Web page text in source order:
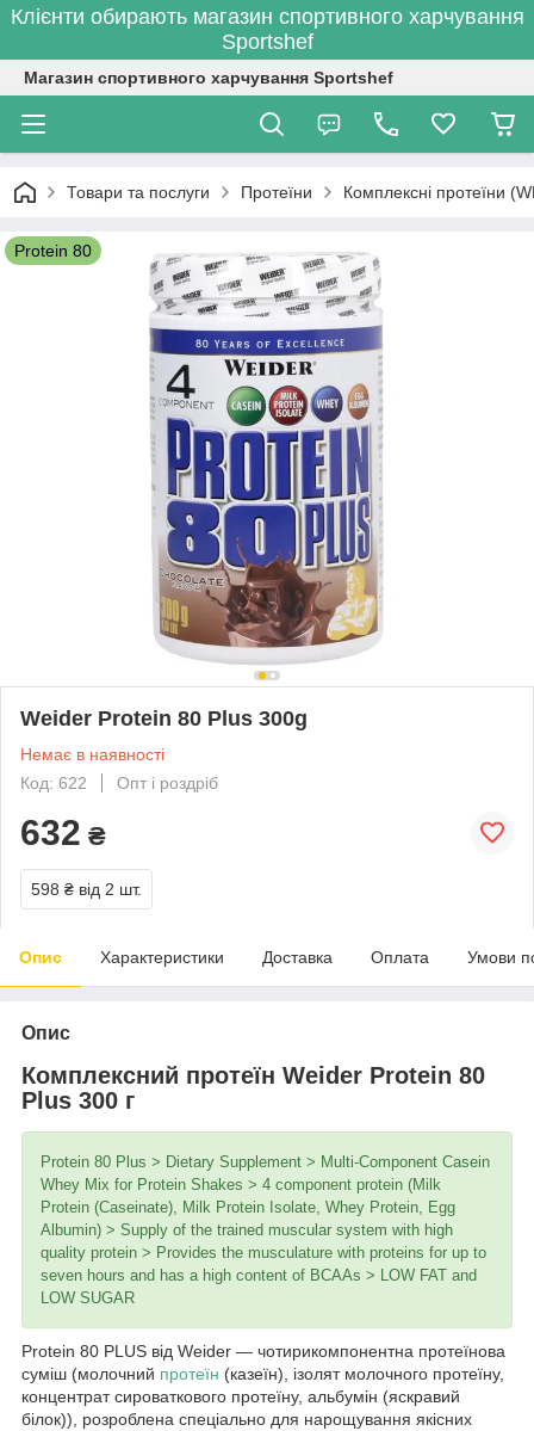
Клієнти обирають магазин спортивного харчування
Sportshef
Магазин спортивного харчування Sportshef
Товари та послуги Протеїни Комплексні протеїни
Protein 80
Weider Protein 80 Plus 300g
Немає в наявності
Код: 622
Опт і роздріб
632 ₴
598 ₴ від 2 шт.
Опис Характеристики Доставка Оплата Умови
Опис
Комплексний протеїн Weider Protein 80
Plus 300 г
Protein 80 Plus > Dietary Supplement > Multi-Component Casein
Whey Mix for Protein Shakes > 4 component protein (Milk
Protein (Caseinate), Milk Protein Isolate, Whey Protein, Egg
Albumin) > Supply of the trained muscular system with high
quality protein > Provides the musculature with proteins for up to
seven hours and has a high content of BCAAs > LOW FAT and
LOW SUGAR
Protein 80 PLUS від Weider — чотирикомпонентна протеїнова
суміш (молочний протеїн (казеїн), ізолят молочного протеїну,
концентрат сироваткового протеїну, альбумін (яскравий
білок)), розроблена спеціально для нарощування якісних